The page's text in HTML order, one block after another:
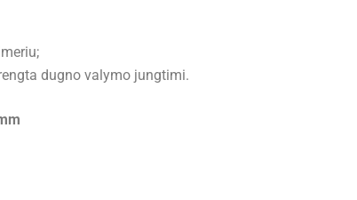
dugno valymo jungtimi.